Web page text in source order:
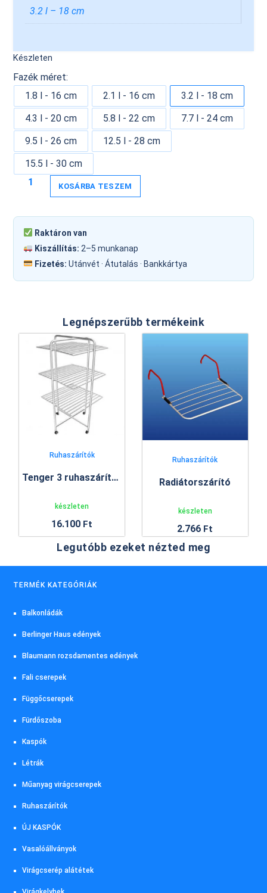
3.2 l – 18 cm
Készleten
Fazék méret:
1.8 l - 16 cm
2.1 l - 16 cm
3.2 l - 18 cm
4.3 l - 20 cm
5.8 l - 22 cm
7.7 l - 24 cm
9.5 l - 26 cm
12.5 l - 28 cm
15.5 l - 30 cm
KOSÁRBA TESZEM
Raktáron van
Kiszállítás: 2–5 munkanap
Fizetés: Utánvét · Átutalás · Bankkártya
Legnépszerűbb termékeink
Ruhaszárítók
Tenger 3 ruhaszárító állvány
készleten
16.100 Ft
Ruhaszárítók
Radiátorszárító
készleten
2.766 Ft
Legutóbb ezeket nézted meg
TERMÉK KATEGÓRIÁK
Balkonládák
Berlinger Haus edények
Blaumann rozsdamentes edények
Fali cserepek
Függőcserepek
Fürdőszoba
Kaspók
Létrák
Műanyag virágcserepek
Ruhaszárítók
ÚJ KASPÓK
Vasalóállványok
Virágcserép alátétek